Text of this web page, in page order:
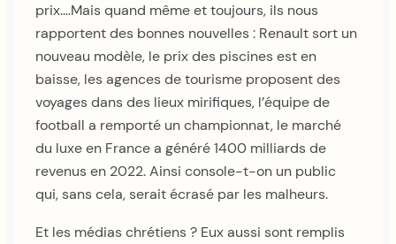
prix….Mais quand même et toujours, ils nous
rapportent des bonnes nouvelles : Renault sort un
nouveau modèle, le prix des piscines est en
baisse, les agences de tourisme proposent des
voyages dans des lieux mirifiques, l’équipe de
football a remporté un championnat, le marché
du luxe en France a généré 1400 milliards de
revenus en 2022. Ainsi console-t-on un public
qui, sans cela, serait écrasé par les malheurs.
Et les médias chrétiens ? Eux aussi sont remplis